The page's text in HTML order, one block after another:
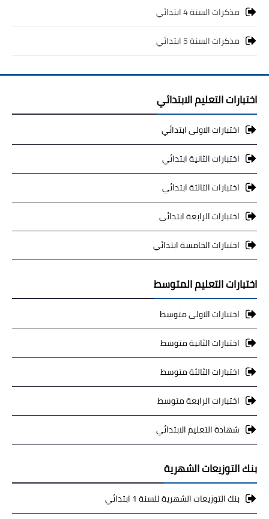
مذكرات السنة 4 ابتدائي
مذكرات السنة 5 ابتدائي
اختبارات التعليم الابتدائي
اختبارات الاولى ابتدائي
اختبارات الثانية ابتدائي
اختبارات الثالثة ابتدائي
اختبارات الرابعة ابتدائي
اختبارات الخامسة ابتدائي
اختبارات التعليم المتوسط
اختبارات الاولى متوسط
اختبارات الثانية متوسط
اختبارات الثالثة متوسط
اختبارات الرابعة متوسط
شهادة التعليم الابتدائي
بنك التوزيعات الشهرية
بنك التوزيعات الشهرية للسنة 1 ابتدائي